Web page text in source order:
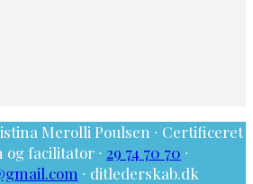
Merolli Poulsen ∙ Certificeret
og facilitator ∙ 29 74 70 70 ∙
∙ ditlederskab.dk